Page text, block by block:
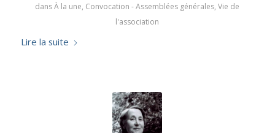
dansÀ la une, Convocation - Assemblées générales,Vie de
l'association
Lire la suite